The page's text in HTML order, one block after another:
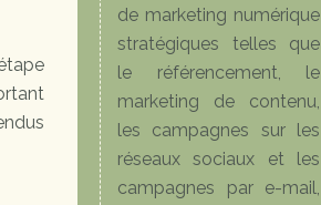
de marketing numérique
stratégiques telles que
le référencement, le
marketing de contenu,
les campagnes sur les
réseaux sociaux et les
campagnes par e-mail,